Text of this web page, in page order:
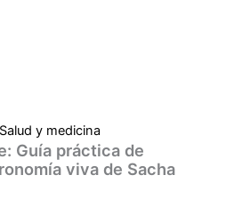
Salud y medicina
Guía práctica de
viva de Sacha